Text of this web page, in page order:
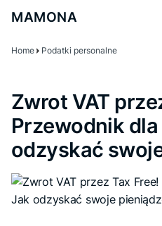
MAMONA
Home Podatki personalne
Zwrot VAT
Przewodnik
odzyskać